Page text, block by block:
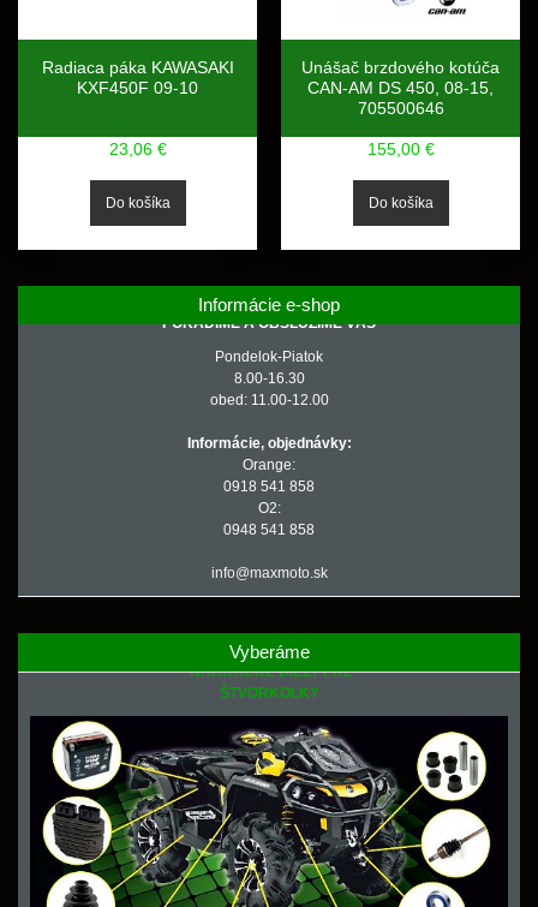
Radiaca páka KAWASAKI
KXF450F 09-10
23,06 €
Unášač brzdového kotúča
CAN-AM DS 450, 08-15,
705500646
155,00 €
Informácie e-shop
PORADÍME A OBSLÚŽIME VÁS
Pondelok-Piatok
8.00-16.30
obed: 11.00-12.00
Informácie, objednávky:
Orange:
0918 541 858
O2:
0948 541 858
info@maxmoto.sk
Vyberáme
NÁHRADNÉ DIELY PRE
ŠTVORKOLKY